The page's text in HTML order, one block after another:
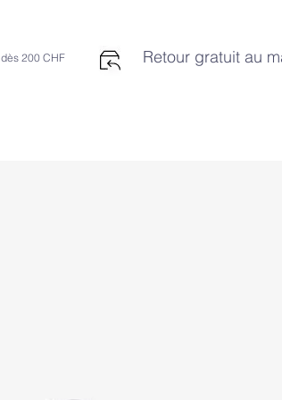
dès 200 CHF Retour gratuit au